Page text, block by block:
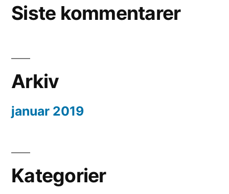
Siste kommentarer
Arkiv
januar 2019
Kategorier